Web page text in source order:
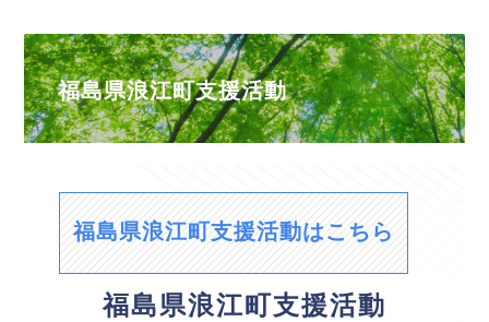
福島県浪江町支援活動
福島県浪江町支援活動はこちら
福島県浪江町支援活動